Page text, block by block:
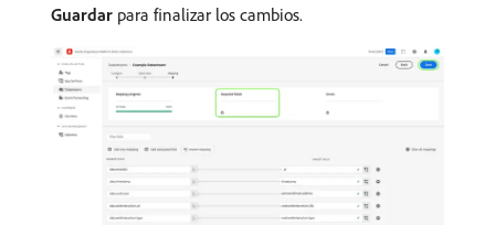
Guardar para finalizar los cambios.